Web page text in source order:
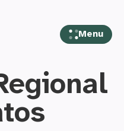
Menu